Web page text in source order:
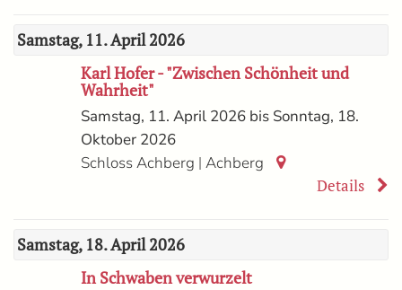
Samstag, 11. April 2026
Karl Hofer - "Zwischen Schönheit und
Wahrheit"
Samstag, 11. April 2026 bis Sonntag, 18.
Oktober 2026
Schloss Achberg | Achberg
Details
Samstag, 18. April 2026
In Schwaben verwurzelt